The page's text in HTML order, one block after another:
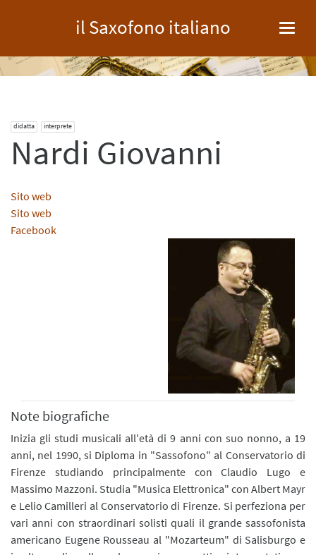
il Saxofono italiano
didatta interprete
Nardi Giovanni
Sito web
Sito web
Facebook
Note biografiche
Inizia gli studi musicali all'età di 9 anni con suo nonno, a 19
anni, nel 1990, si Diploma in "Sassofono" al Conservatorio di
Firenze studiando principalmente con Claudio Lugo e
Massimo Mazzoni. Studia "Musica Elettronica" con Albert Mayr
e Lelio Camilleri al Conservatorio di Firenze. Si perfeziona per
vari anni con straordinari solisti quali il grande sassofonista
americano Eugene Rousseau al "Mozarteum" di Salisburgo e